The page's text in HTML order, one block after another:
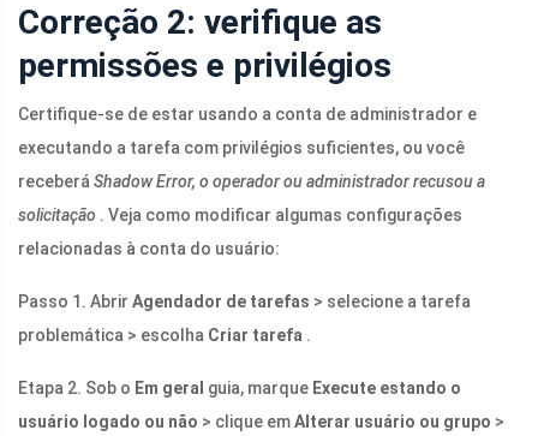
Correção 2: verifique as
permissões e privilégios
Certifique-se de estar usando a conta de administrador e
executando a tarefa com privilégios suficientes, ou você
receberá Shadow Error, o operador ou administrador recusou a
solicitação . Veja como modificar algumas configurações
relacionadas à conta do usuário:
Passo 1. Abrir Agendador de tarefas > selecione a tarefa
problemática > escolha Criar tarefa .
Etapa 2. Sob o Em geral guia, marque Execute estando o
usuário logado ou não > clique emAlterar usuário ou grupo >